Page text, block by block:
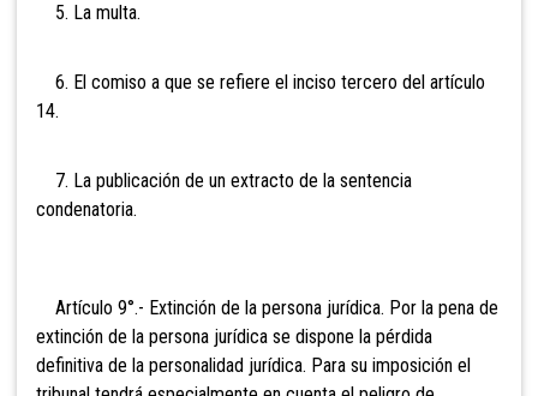
5. La multa.
6. El comiso a que se refiere el inciso tercero del artículo
14.
7. La publicación de un extracto de la sentencia
condenatoria.
Artículo 9°.- Extinción de la persona jurídica. Por la pena de
extinción de la persona jurídica se dispone la pérdida
definitiva de la personalidad jurídica. Para su imposición el